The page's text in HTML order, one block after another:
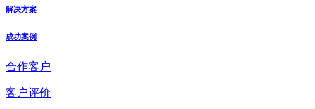
解决方案
成功案例
合作客户
客户评价